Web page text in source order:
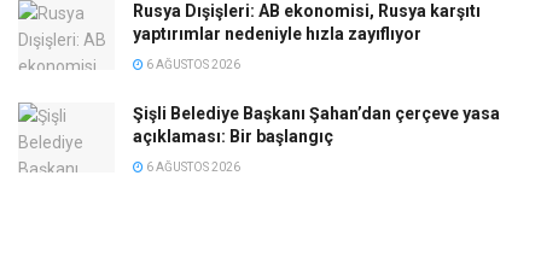
Rusya Dışişleri: AB ekonomisi, Rusya karşıtı
yaptırımlar nedeniyle hızla zayıflıyor
6 AĞUSTOS 2026
Şişli Belediye Başkanı Şahan’dan çerçeve yasa
açıklaması: Bir başlangıç
6 AĞUSTOS 2026